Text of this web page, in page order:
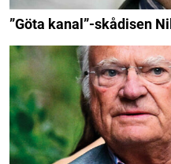
”Göta kanal”-skådisen